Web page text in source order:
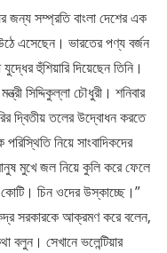
জন্য সম্প্রতি বাংলা দেশের এক
এসেছেন। ভারতের পণ্য বর্জন
হুঁশিয়ারি দিয়েছেন তিনি।
সিদ্দিকুল্লা চৌধুরী। শনিবার
দ্বিতীয় তলের উদ্বোধন করতে
নিয়ে সাংবাদিকদের
মুখে জল নিয়ে কুলি করে ফেলে
চিন ওদের উস্কাচ্ছে।”
সরকারকে আক্রমণ করে বলেন,
বলুন। সেখানে ভলেন্টিয়ার